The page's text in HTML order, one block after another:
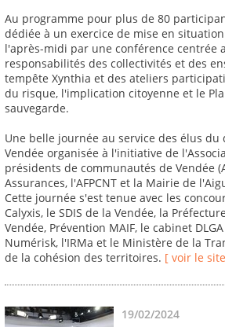
Au programme pour plus de 80
dédiée à un exercice de mise en
l'après-midi par une conférence centrée
responsabilités des collectivités et des
tempête Xynthia et des ateliers
du risque, l'implication citoyenne et le
sauvegarde.
Une belle journée au service des élus
Vendée organisée à l'initiative de
présidents de communautés de Vendée
Assurances, l'AFPCNT et la Mairie de
Cette journée s'est tenue avec les
Calyxis, le SDIS de la Vendée, la
Vendée, Prévention MAIF, le cabinet
Numérisk, l'IRMa et le Ministère de la
de la cohésion des territoires. [ voir le
19/02/2024